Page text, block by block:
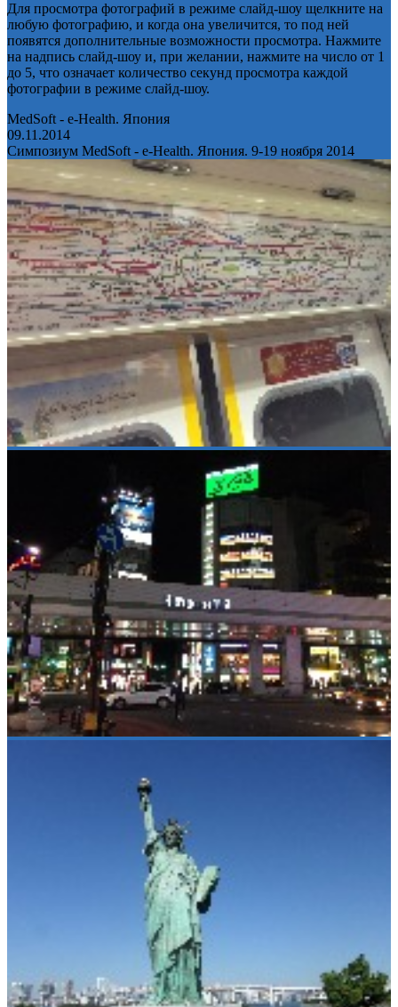
Для просмотра фотографий в режиме слайд-шоу щелкните на
любую фотографию, и когда она увеличится, то под ней
появятся дополнительные возможности просмотра. Нажмите
на надпись слайд-шоу и, при желании, нажмите на число от 1
до 5, что означает количество секунд просмотра каждой
фотографии в режиме слайд-шоу.
MedSoft - e-Health. Япония
09.11.2014
Симпозиум MedSoft - e-Health. Япония. 9-19 ноября 2014